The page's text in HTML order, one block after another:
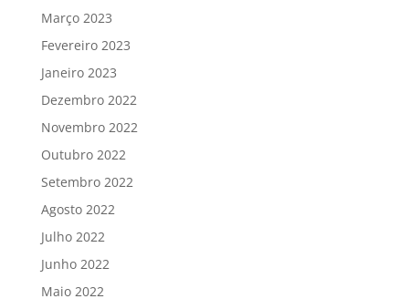
Março 2023
Fevereiro 2023
Janeiro 2023
Dezembro 2022
Novembro 2022
Outubro 2022
Setembro 2022
Agosto 2022
Julho 2022
Junho 2022
Maio 2022